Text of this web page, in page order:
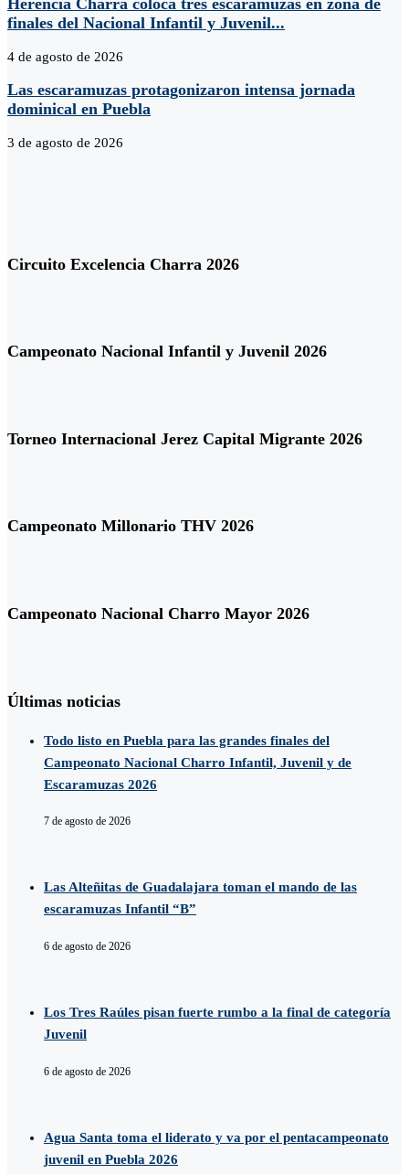
Herencia Charra coloca tres escaramuzas en zona de
finales del Nacional Infantil y Juvenil...
4 de agosto de 2026
Las escaramuzas protagonizaron intensa jornada
dominical en Puebla
3 de agosto de 2026
Circuito Excelencia Charra 2026
Campeonato Nacional Infantil y Juvenil 2026
Torneo Internacional Jerez Capital Migrante 2026
Campeonato Millonario THV 2026
Campeonato Nacional Charro Mayor 2026
Últimas noticias
Todo listo en Puebla para las grandes finales del
Campeonato Nacional Charro Infantil, Juvenil y de
Escaramuzas 2026
7 de agosto de 2026
Las Alteñitas de Guadalajara toman el mando de las
escaramuzas Infantil “B”
6 de agosto de 2026
Los Tres Raúles pisan fuerte rumbo a la final de categoría
Juvenil
6 de agosto de 2026
Agua Santa toma el liderato y va por el pentacampeonato
juvenil en Puebla 2026